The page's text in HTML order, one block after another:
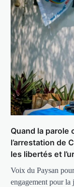
Quand la parole
l’arrestation de
les libertés et
Voix du Paysan
engagement pour la